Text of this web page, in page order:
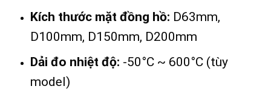
Kích thước mặt đồng hồ: D63mm,
D100mm, D150mm, D200mm
Dải đo nhiệt độ: -50°C ~ 600°C (tùy
model)